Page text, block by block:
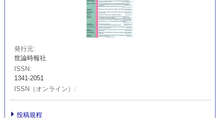
発行元
世論時報社
ISSN
1341-2051
ISSN（オンライン）
投稿規程